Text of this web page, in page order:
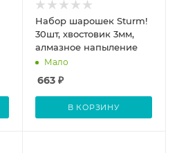
Набор шарошек Sturm!
30шт, хвостовик 3мм,
алмазное напыление
Мало
663₽
В КОРЗИНУ